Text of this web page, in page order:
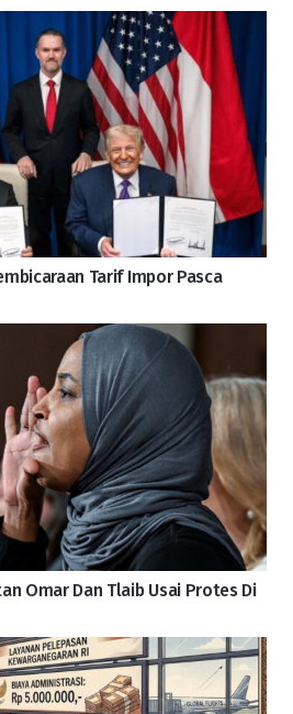
Tarif Impor Pasca
Omar Dan Tlaib Usai Protes Di